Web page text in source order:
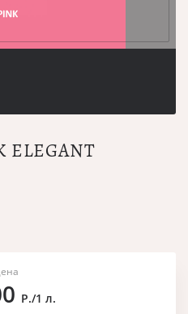
ELEGANT
Р./1 л.